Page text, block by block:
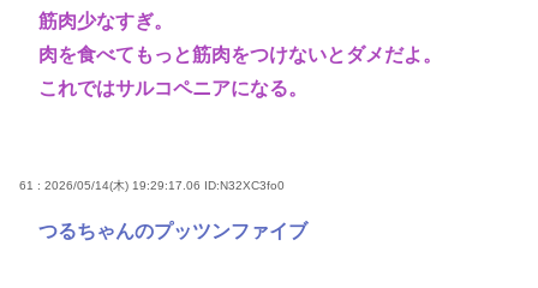
筋肉少なすぎ。
肉を食べてもっと筋肉をつけないとダメだよ。
これではサルコペニアになる。
61 : 2026/05/14(木) 19:29:17.06 ID:N32XC3fo0
つるちゃんのプッツンファイブ